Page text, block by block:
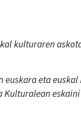
kulturaren
euskara eta
Kulturalean